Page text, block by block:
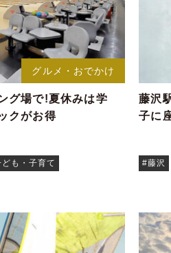
グルメ・おでかけ
グ場で!夏休みは学
クがお得
ども・子育て
藤沢
子に
#藤沢